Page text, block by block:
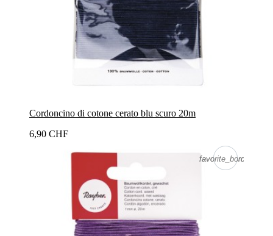
Cordoncino di cotone cerato blu scuro 20m
6,90 CHF
favorite_border
favorite_border